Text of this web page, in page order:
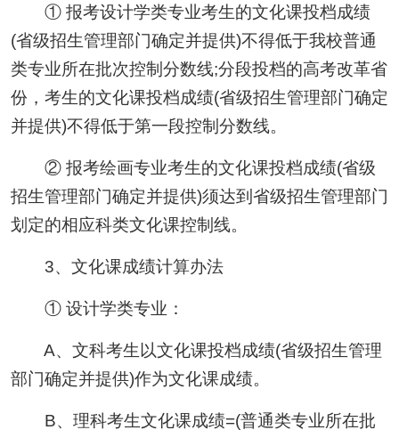
① 报考设计学类专业考生的文化课投档成绩
(省级招生管理部门确定并提供)不得低于我校普通
类专业所在批次控制分数线;分段投档的高考改革省
份，考生的文化课投档成绩(省级招生管理部门确定
并提供)不得低于第一段控制分数线。
② 报考绘画专业考生的文化课投档成绩(省级
招生管理部门确定并提供)须达到省级招生管理部门
划定的相应科类文化课控制线。
3、文化课成绩计算办法
① 设计学类专业：
A、文科考生以文化课投档成绩(省级招生管理
部门确定并提供)作为文化课成绩。
B、理科考生文化课成绩=(普通类专业所在批